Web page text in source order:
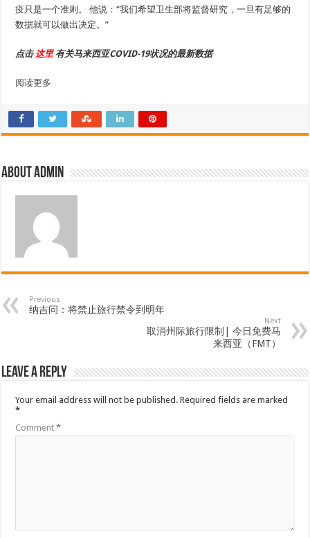
疫只是一个准则。 他说：“我们希望卫生部将监督研究，一旦有足够的
数据就可以做出决定。”
点击这里有关马来西亚COVID-19状况的最新数据
阅读更多
About admin
Previous
纳吉问：将禁止旅行禁令到明年
Next
取消州际旅行限制| 今日免费马
来西亚（FMT）
Leave a Reply
Your email address will not be published. Required fields are marked
*
Comment*